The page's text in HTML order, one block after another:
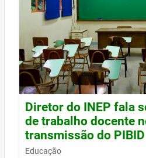
Diretor do INEP fala
de trabalho docente
transmissão do PIBID
Educação